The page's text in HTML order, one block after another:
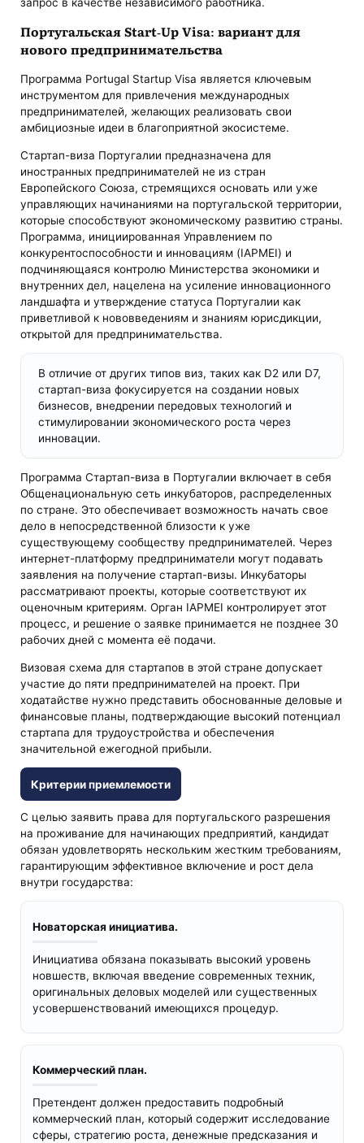
Португальская Start-Up Visa: вариант для
нового предпринимательства
Программа Portugal Startup Visa является ключевым
инструментом для привлечения международных
предпринимателей, желающих реализовать свои
амбициозные идеи в благоприятной экосистеме.
Стартап-виза Португалии предназначена для
иностранных предпринимателей не из стран
Европейского Союза, стремящихся основать или уже
управляющих начинаниями на португальской территории,
которые способствуют экономическому развитию страны.
Программа, инициированная Управлением по
конкурентоспособности и инновациям (IAPMEI) и
подчиняющаяся контролю Министерства экономики и
внутренних дел, нацелена на усиление инновационного
ландшафта и утверждение статуса Португалии как
приветливой к нововведениям и знаниям юрисдикции,
открытой для предпринимательства.
В отличие от других типов виз, таких как D2 или D7,
стартап-виза фокусируется на создании новых
бизнесов, внедрении передовых технологий и
стимулировании экономического роста через
инновации.
Программа Стартап-виза в Португалии включает в себя
Общенациональную сеть инкубаторов, распределенных
по стране. Это обеспечивает возможность начать свое
дело в непосредственной близости к уже
существующему сообществу предпринимателей. Через
интернет-платформу предприниматели могут подавать
заявления на получение стартап-визы. Инкубаторы
рассматривают проекты, которые соответствуют их
оценочным критериям. Орган IAPMEI контролирует этот
процесс, и решение о заявке принимается не позднее 30
рабочих дней с момента её подачи.
Визовая схема для стартапов в этой стране допускает
участие до пяти предпринимателей на проект. При
ходатайстве нужно представить обоснованные деловые и
финансовые планы, подтверждающие высокий потенциал
стартапа для трудоустройства и обеспечения
значительной ежегодной прибыли.
Критерии приемлемости
С целью заявить права для португальского разрешения
на проживание для начинающих предприятий, кандидат
обязан удовлетворять нескольким жестким требованиям,
гарантирующим эффективное включение и рост дела
внутри государства:
Новаторская инициатива.
Инициатива обязана показывать высокий уровень
новшеств, включая введение современных техник,
оригинальных деловых моделей или существенных
усовершенствований имеющихся процедур.
Коммерческий план.
Претендент должен предоставить подробный
коммерческий план, который содержит исследование
сферы, стратегию роста, денежные предсказания и